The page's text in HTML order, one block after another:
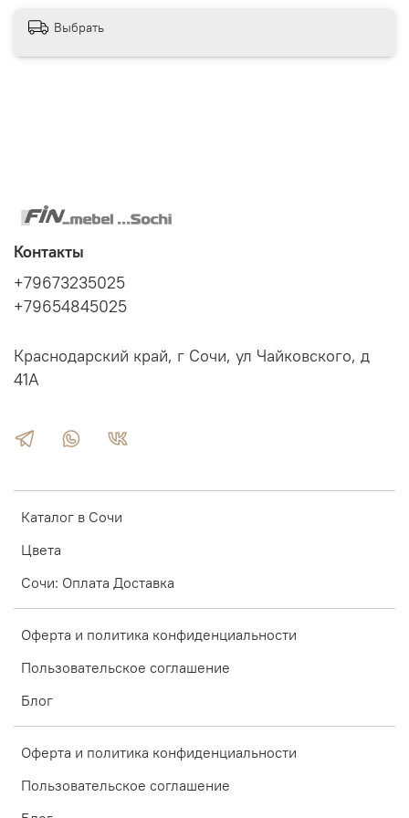
цвета - Белый, Лайм, Розовый, Слоновая кость, Нежно
Выбрать
Каталог в Сочи
Цвета
Сочи: Оплата Доставка
Оферта и политика конфиденциальности
Пользовательское соглашение
Блог
Оферта и политика конфиденциальности
Пользовательское соглашение
Контакты
+79673235025
+79654845025
Краснодарский край, г Сочи, ул Чайковского, д
41А